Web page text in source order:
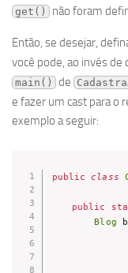
get() não foram
Então, se desejar,
você pode, ao invés de
main() de
e fazer um cast para o
exemplo a seguir:
public class
public
Blog